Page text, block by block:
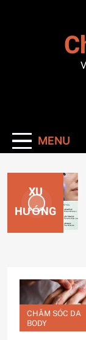
MENU
XU
HƯỚNG
CHĂM SÓC DA
BODY